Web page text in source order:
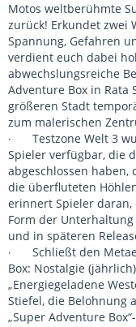
Motos weltberühmte
zurück! Erkundet zwei
Spannung, Gefahren
verdient euch dabei
abwechslungsreiche
Adventure Box in
größeren Stadt
zum malerischen
·
Testzone Welt 3
Spieler verfügbar, die
abgeschlossen
die überfluteten
erinnert Spieler
Form der
und in späteren
·
Schließt den
Box: Nostalgie
„Energiegeladene
Stiefel, die Belohnung
„Super Adventure